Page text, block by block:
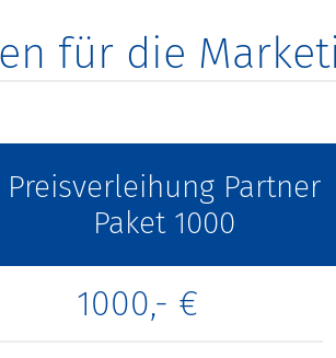
für die
Preisverleihung Partner
Paket 1000
1000,- €